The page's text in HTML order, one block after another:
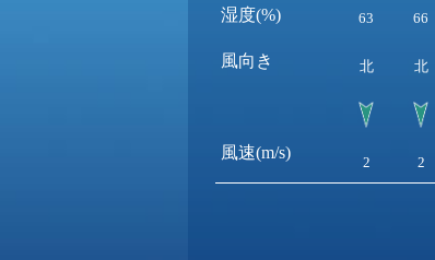
湿度(%)
風向き
風速(m/s)
63 66
北 北
2 2